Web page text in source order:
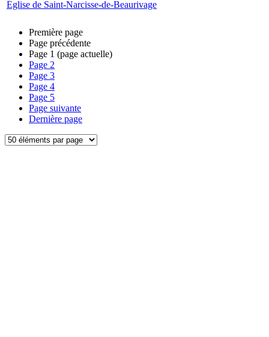
Église de Saint-Narcisse-de-Beaurivage
Première page
Page précédente
Page 1 (page actuelle)
Page 2
Page 3
Page 4
Page 5
Page suivante
Dernière page